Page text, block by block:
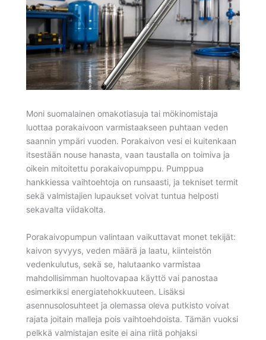
Moni suomalainen omakotiasuja tai mökinomistaja
luottaa porakaivoon varmistaakseen puhtaan veden
saannin ympäri vuoden. Porakaivon vesi ei kuitenkaan
itsestään nouse hanasta, vaan taustalla on toimiva ja
oikein mitoitettu porakaivopumppu. Pumppua
hankkiessa vaihtoehtoja on runsaasti, ja tekniset termit
sekä valmistajien lupaukset voivat tuntua helposti
sekavalta viidakolta.
Porakaivopumpun valintaan vaikuttavat monet tekijät:
kaivon syvyys, veden määrä ja laatu, kiinteistön
vedenkulutus, sekä se, halutaanko varmistaa
mahdollisimman huoltovapaa käyttö vai panostaa
esimerkiksi energiatehokkuuteen. Lisäksi
asennusolosuhteet ja olemassa oleva putkisto voivat
rajata joitain malleja pois vaihtoehdoista. Tämän vuoksi
pelkkä valmistajan esite ei aina riitä pohjaksi